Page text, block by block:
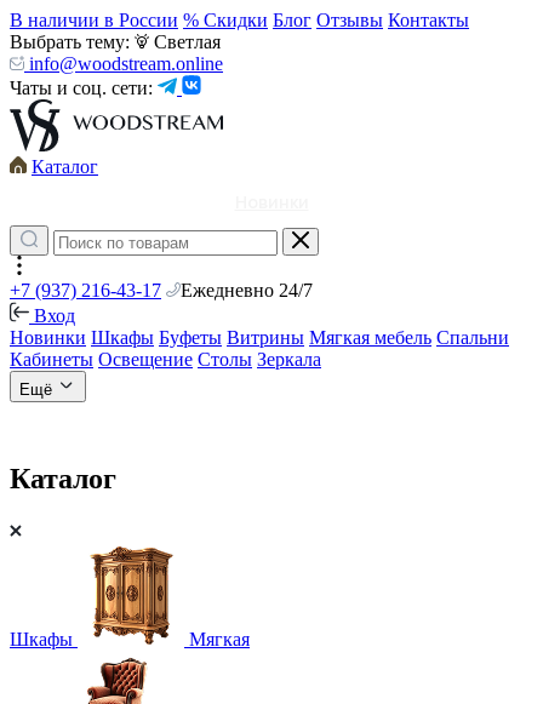
В наличии в России % Скидки Блог Отзывы Контакты
Выбрать тему:
Светлая
info@woodstream.online
Чаты и соц. сети:
Каталог
+7 (937) 216-43-17
Ежедневно 24/7
Вход
Новинки Шкафы Буфеты Витрины Мягкая мебель Спальни
Кабинеты Освещение Столы Зеркала
Ещё
Каталог
Шкафы Мягкая